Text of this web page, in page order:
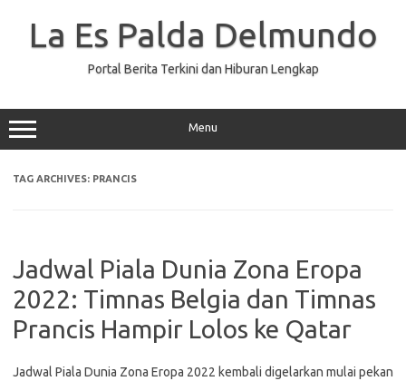
La Es Palda Delmundo
Portal Berita Terkini dan Hiburan Lengkap
Menu
TAG ARCHIVES: PRANCIS
Jadwal Piala Dunia Zona Eropa
2022: Timnas Belgia dan Timnas
Prancis Hampir Lolos ke Qatar
Jadwal Piala Dunia Zona Eropa 2022 kembali digelarkan mulai pekan